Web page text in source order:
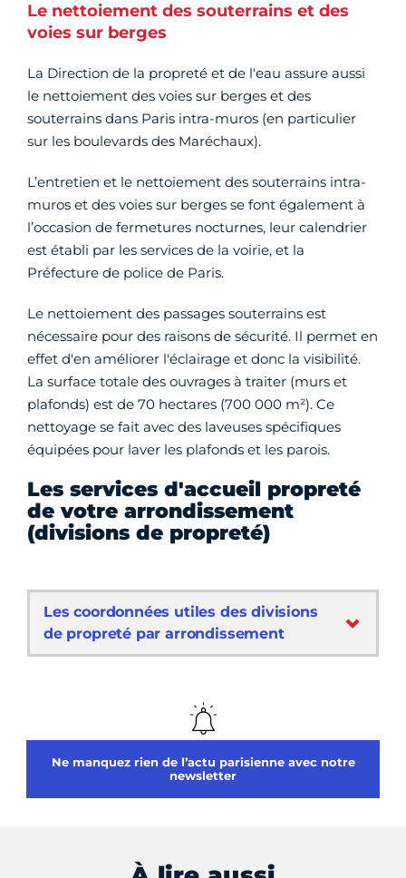
Le nettoiement des souterrains et des
voies sur berges
La Direction de la propreté et de l'eau assure aussi
le nettoiement des voies sur berges et des
souterrains dans Paris intra-muros (en particulier
sur les boulevards des Maréchaux).
L’entretien et le nettoiement des souterrains intra-
muros et des voies sur berges se font également à
l’occasion de fermetures nocturnes, leur calendrier
est établi par les services de la voirie, et la
Préfecture de police de Paris.
Le nettoiement des passages souterrains est
nécessaire pour des raisons de sécurité. Il permet en
effet d'en améliorer l'éclairage et donc la visibilité.
La surface totale des ouvrages à traiter (murs et
plafonds) est de 70 hectares (700 000 m²). Ce
nettoyage se fait avec des laveuses spécifiques
équipées pour laver les plafonds et les parois.
Les services d'accueil propreté
de votre arrondissement
(divisions de propreté)
Les coordonnées utiles des divisions
de propreté par arrondissement
Ne manquez rien de l’actu parisienne avec notre
newsletter